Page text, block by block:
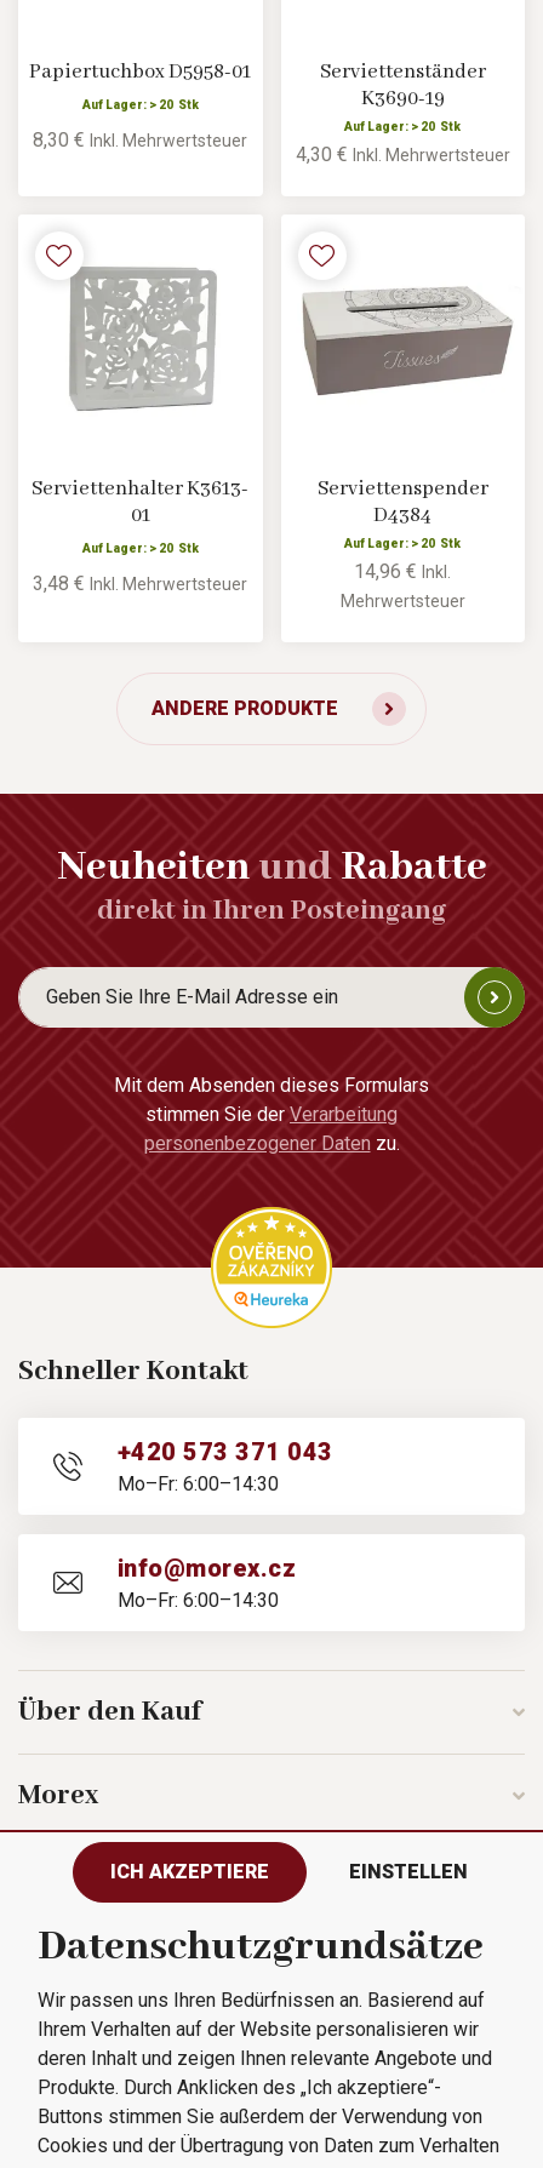
Papiertuchbox D5958-01
Auf Lager: > 20 Stk
8,30 €Inkl. Mehrwertsteuer
Serviettenständer
K3690-19
Auf Lager: > 20 Stk
4,30 € Inkl. Mehrwertsteuer
Serviettenhalter K3613-
01
Auf Lager: > 20 Stk
3,48 €Inkl. Mehrwertsteuer
Serviettenspender
D4384
Auf Lager: > 20 Stk
14,96 €Inkl.
Mehrwertsteuer
ANDERE PRODUKTE
NeuheitenundRabatte
direkt in Ihren Posteingang
Mit dem Absenden dieses Formulars
stimmen Sie der Verarbeitung
personenbezogener Daten zu.
Schneller Kontakt
+420 573 371 043
Mo–Fr: 6:00–14:30
info@morex.cz
Mo–Fr: 6:00–14:30
Über den Kauf
Morex
Folgen Sie uns
Alle Rechte vorbehalten © 2023
Morex, spol. s r.o.
ICH AKZEPTIERE EINSTELLEN
Datenschutzgrundsätze
Wir passen uns Ihren Bedürfnissen an. Basierend auf
Ihrem Verhalten auf der Website personalisieren wir
deren Inhalt und zeigen Ihnen relevante Angebote und
Produkte. Durch Anklicken des „Ich akzeptiere“-
Buttons stimmen Sie außerdem der Verwendung von
Cookies und der Übertragung von Daten zum Verhalten